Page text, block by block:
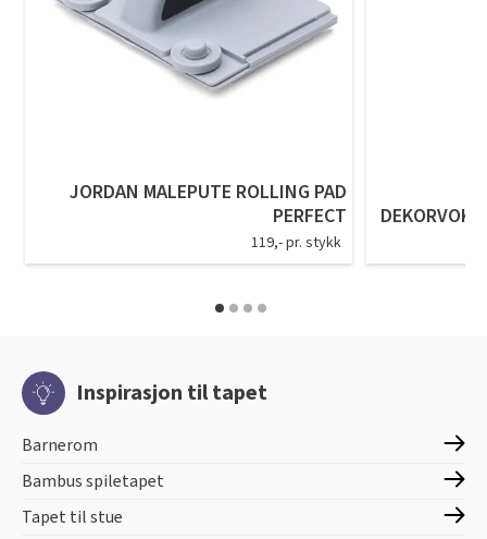
JORDAN MALEPUTE ROLLING PAD
PERFECT
119,- pr. stykk
Inspirasjon til tapet
Barnerom
Bambus spiletapet
Tapet til stue